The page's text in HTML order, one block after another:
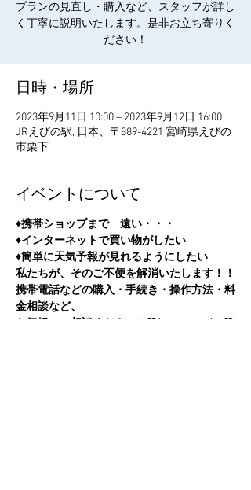
プランの見直し・購入など、スタッフが詳し
く丁寧に説明いたします。是非お立ち寄りく
ださい！
日時・場所
2023年9月11日 10:00 – 2023年9月12日 16:00
JRえびの駅, 日本、〒889-4221 宮崎県えびの
市栗下
イベントについて
♦携帯ショップまで　遠い・・・
♦インターネットで買い物がしたい
♦簡単に天気予報が見れるようにしたい
私たちが、そのご不便を解消いたします！！
携帯電話などの購入・手続き・操作方法・料
金相談など、